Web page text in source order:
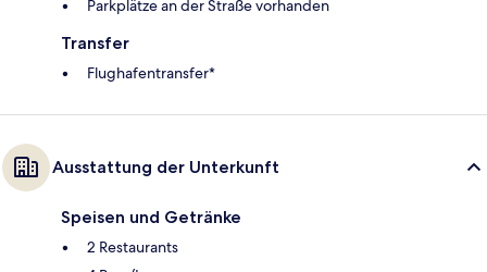
Parkplätze an der Straße vorhanden
Transfer
Flughafentransfer*
Ausstattung der Unterkunft
Speisen und Getränke
2 Restaurants